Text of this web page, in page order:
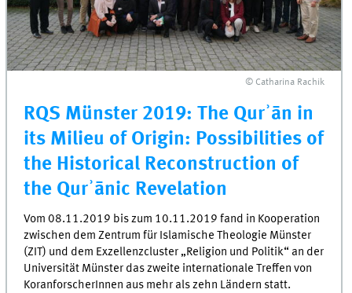
© Catharina Rachik
RQS Münster 2019: The Qurʾān in
its Milieu of Origin: Possibilities of
the Historical Reconstruction of
the Qurʾānic Revelation
Vom 08.11.2019 bis zum 10.11.2019 fand in Kooperation
zwischen dem Zentrum für Islamische Theologie Münster
(ZIT) und dem Exzellenzcluster „Religion und Politik“ an der
Universität Münster das zweite internationale Treffen von
KoranforscherInnen aus mehr als zehn Ländern statt.